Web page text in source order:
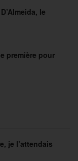
le
première pour
je l’attendais